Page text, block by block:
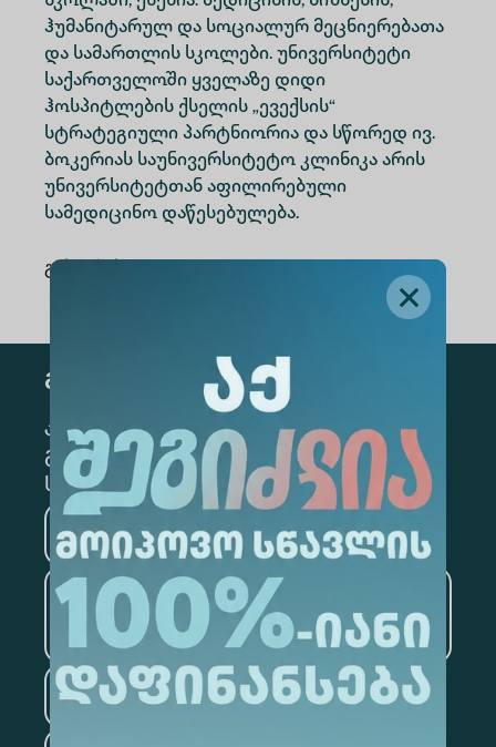
ჰუმანიტარულ და სოციალურ მეცნიერებათა
და სამართლის სკოლები. უნივერსიტეტი
საქართველოში ყველაზე დიდი
ჰოსპიტლების ქსელის „ევექსის“
სტრატეგიული პარტნიორია და სწორედ ივ.
ბოკერიას საუნივერსიტეტო კლინიკა არის
უნივერსიტეტთან აფილირებული
სამედიცინო დაწესებულება.
გაზიარება
გამოწერა
კონკრეტული მიმართულების
გამოსაწერად, მონიშნეთ შესაბამისი
სექცია
მედიცინა ბიზნესი
საინფორმაციო
ტექნოლოგიები
სამართალი